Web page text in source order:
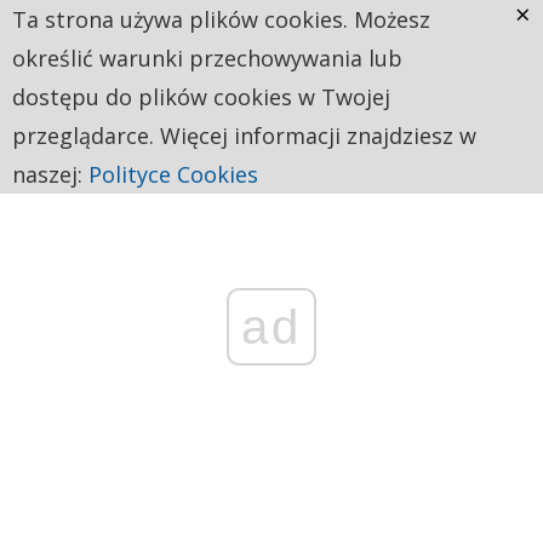
ad
Ta strona używa plików cookies. Możesz
określić warunki przechowywania lub
dostępu do plików cookies w Twojej
przeglądarce. Więcej informacji znajdziesz w
naszej: Polityce Cookies
×